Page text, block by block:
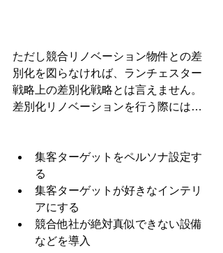
ただし競合リノベーション物件との差
別化を図らなければ、ランチェスター
戦略上の差別化戦略とは言えません。
差別化リノベーションを行う際には…
集客ターゲットをペルソナ設定す
る
集客ターゲットが好きなインテリ
アにする
競合他社が絶対真似できない設備
などを導入